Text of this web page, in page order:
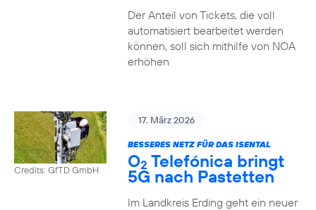
Der Anteil von Tickets, die voll
automatisiert bearbeitet werden
können, soll sich mithilfe von NOA
erhöhen
Credits: GfTD GmbH
17. März 2026
BESSERES NETZ FÜR DAS ISENTAL
O2 Telefónica bringt
5G nach Pastetten
Im Landkreis Erding geht ein neuer